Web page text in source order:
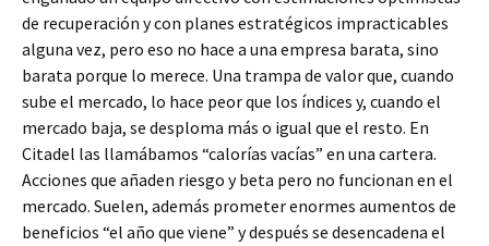
de recuperación y con planes estratégicos impracticables
alguna vez, pero eso no hace a una empresa barata, sino
barata porque lo merece. Una trampa de valor que, cuando
sube el mercado, lo hace peor que los índices y, cuando el
mercado baja, se desploma más o igual que el resto. En
Citadel las llamábamos “calorías vacías” en una cartera.
Acciones que añaden riesgo y beta pero no funcionan en el
mercado. Suelen, además prometer enormes aumentos de
beneficios “el año que viene” y después se desencadena el